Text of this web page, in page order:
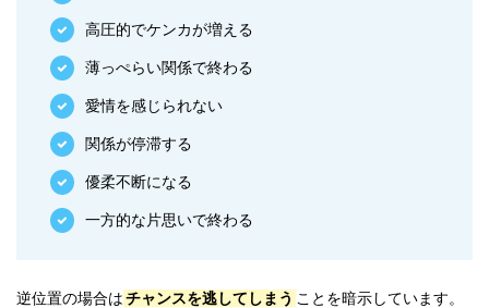
高圧的でケンカが増える
薄っぺらい関係で終わる
愛情を感じられない
関係が停滞する
優柔不断になる
一方的な片思いで終わる
逆位置の場合はチャンスを逃してしまう ことを暗示しています。